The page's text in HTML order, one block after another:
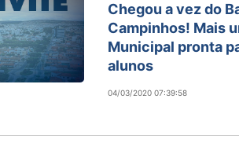
Chegou a vez do
Campinhos! Mais
Municipal pronta
alunos
04/03/2020 07:39:58